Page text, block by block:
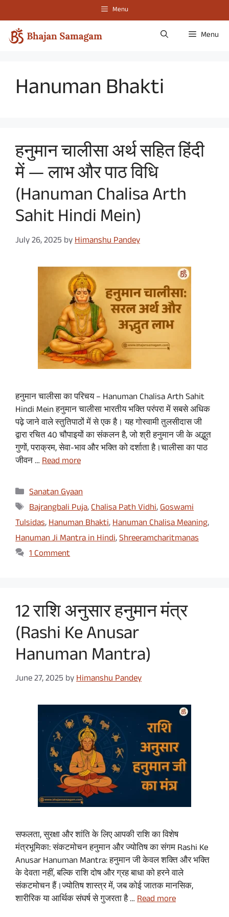
to
content
Menu
Menu
Hanuman Bhakti
हनुमान चालीसा अर्थ सहित हिंदी
में — लाभ और पाठ विधि
(Hanuman Chalisa Arth
Sahit Hindi Mein)
July 26, 2025 byHimanshu Pandey
हनुमान चालीसा का परिचय – Hanuman Chalisa Arth Sahit
Hindi Mein हनुमान चालीसा भारतीय भक्ति परंपरा में सबसे अधिक
पढ़े जाने वाले स्तुतिपाठों में से एक है। यह गोस्वामी तुलसीदास जी
द्वारा रचित 40 चौपाइयों का संकलन है, जो श्री हनुमान जी के अद्भुत
गुणों, पराक्रम, सेवा-भाव और भक्ति को दर्शाता है।चालीसा का पाठ
जीवन …Read more
Categories
Sanatan Gyaan
Tags
Bajrangbali Puja,Chalisa Path Vidhi,Goswami
Tulsidas,Hanuman Bhakti,Hanuman Chalisa Meaning,
Hanuman Ji Mantra in Hindi,Shreeramcharitmanas
1 Comment
12 राशि अनुसार हनुमान मंत्र
(Rashi Ke Anusar
Hanuman Mantra)
June 27, 2025 byHimanshu Pandey
सफलता, सुरक्षा और शांति के लिए आपकी राशि का विशेष
मंत्रभूमिका: संकटमोचन हनुमान और ज्योतिष का संगम Rashi Ke
Anusar Hanuman Mantra: हनुमान जी केवल शक्ति और भक्ति
के देवता नहीं, बल्कि राशि दोष और ग्रह बाधा को हरने वाले
संकटमोचन हैं।ज्योतिष शास्त्र में, जब कोई जातक मानसिक,
शारीरिक या आर्थिक संघर्ष से गुजरता है …Read more